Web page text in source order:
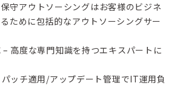
守アウトソーシングはお客様のビジネ
ために包括的なアウトソーシングサー
– 高度な専門知識を持つエキスパートに
ッチ適用/アップデート管理でIT運用負